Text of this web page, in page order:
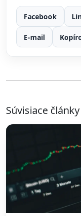
Facebook
E-mail
Súvisiace články